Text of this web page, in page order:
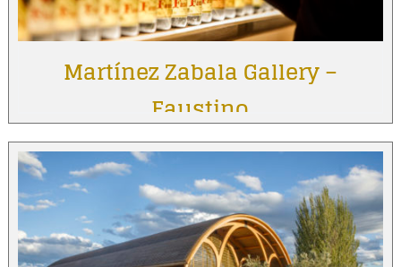
Martínez Zabala Gallery –
Faustino